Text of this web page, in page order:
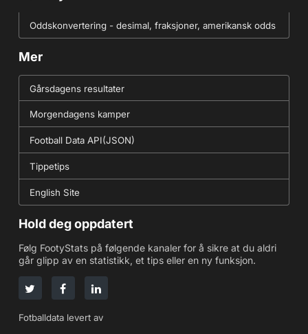
Oddskonvertering - desimal, fraksjoner, amerikansk odds
Mer
Gårsdagens resultater
Morgendagens kamper
Football Data API(JSON)
Tippetips
English Site
Hold deg oppdatert
Følg FootyStats på følgende kanaler for å sikre at du aldri
går glipp av en statistikk, et tips eller en ny funksjon.
Fotballdata levert av